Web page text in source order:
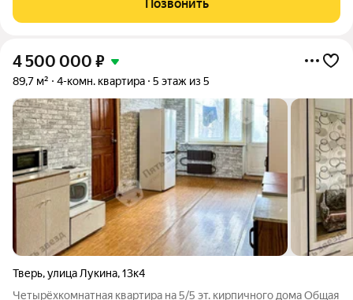
Комнаты изолированные,
Позвонить
4 500 000 ₽
89,7 м² 4-комн. квартира 5 этаж из 5
Тверь,улица Лукина,13к4
Четырёхкoмнaтная квартира на 5/5 эт. кирпичного дома Общая